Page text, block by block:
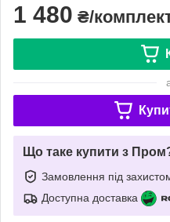
1 480 ₴/
Що таке купити з
Замовлення під
Доступна доставка